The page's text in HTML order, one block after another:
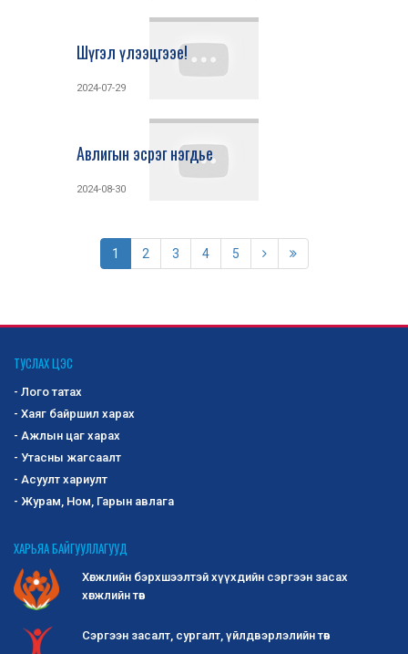
Шүгэл үлээцгээе!
2024-07-29
Авлигын эсрэг нэгдье
2024-08-30
1 2 3 4 5
ТУСЛАХ ЦЭС
- Лого татах
- Хаяг байршил харах
- Ажлын цаг харах
- Утасны жагсаалт
- Асуулт хариулт
- Журам, Ном, Гарын авлага
ХАРЬЯА БАЙГУУЛЛАГУУД
Хөгжлийн бэрхшээлтэй хүүхдийн сэргээн засах
хөгжлийн төв
Сэргээн засалт, сургалт, үйлдвэрлэлийн төв